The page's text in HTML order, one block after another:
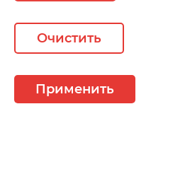
Очистить
Применить